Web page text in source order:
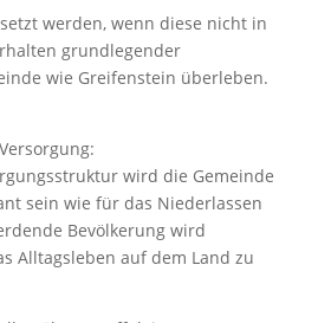
werden, wenn diese nicht in
grundlegender
wie Greifenstein überleben.
wird die Gemeinde
sein wie für das Niederlassen
Bevölkerung wird
Alltagsleben auf dem Land zu